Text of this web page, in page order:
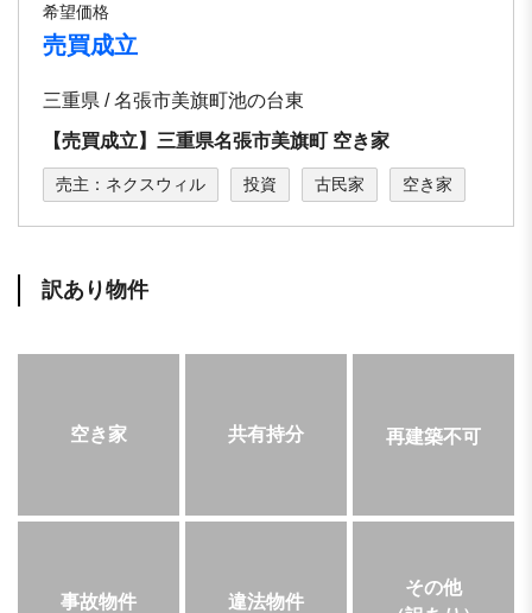
希望価格
売買成立
三重県 / 名張市美旗町池の台東
【売買成立】三重県名張市美旗町 空き家
売主：ネクスウィル 投資 古民家 空き家
訳あり物件
空き家 共有持分 再建築不可
事故物件 違法物件
その他